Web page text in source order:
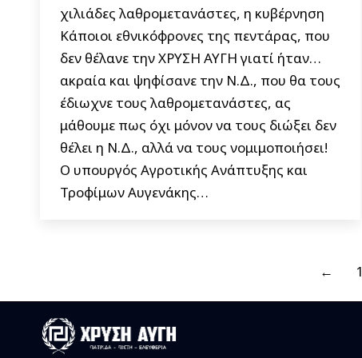
χιλιάδες λαθρομετανάστες, η κυβέρνηση
Κάποιοι εθνικόφρονες της πεντάρας, που
δεν θέλανε την ΧΡΥΣΗ ΑΥΓΗ γιατί ήταν…
ακραία και ψηφίσανε την Ν.Δ., που θα τους
έδιωχνε τους λαθρομετανάστες, ας
μάθουμε πως όχι μόνον να τους διώξει δεν
θέλει η Ν.Δ., αλλά να τους νομιμοποιήσει!
Ο υπουργός Αγροτικής Ανάπτυξης και
Τροφίμων Αυγενάκης…
← 1